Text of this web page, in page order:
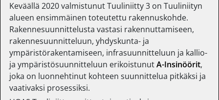
Keväällä 2020 valmistunut Tuuliniitty 3 on Tuuliniityn
alueen ensimmäinen toteutettu rakennuskohde.
Rakennesuunnittelusta vastasi rakennuttamiseen,
rakennesuunnitteluun, yhdyskunta- ja
ympäristörakentamiseen, infrasuunnitteluun ja kallio-
ja ympäristösuunnitteluun erikoistunutA-Insinöörit,
joka on luonnehtinut kohteen suunnittelua pitkäksi ja
vaativaksi prosessiksi.